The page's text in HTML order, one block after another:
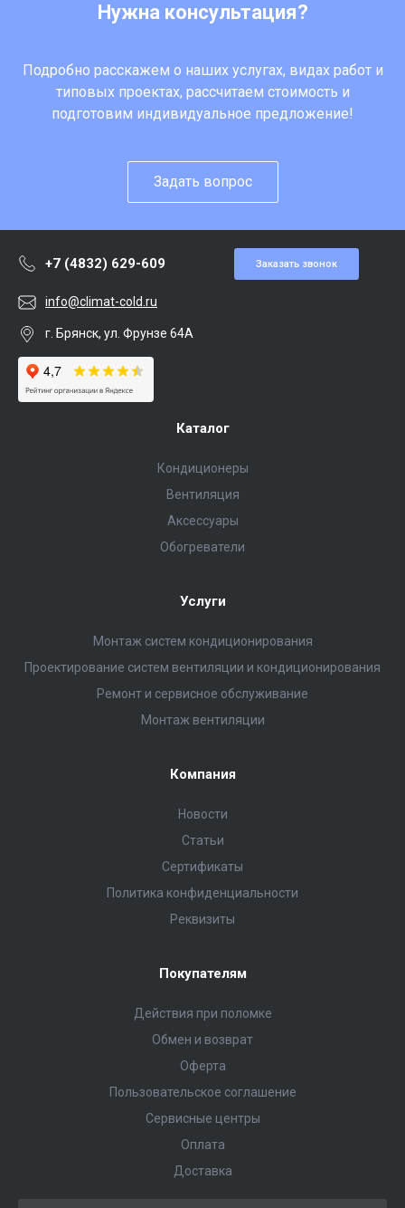
Нужна консультация?
Подробно расскажем о наших услугах, видах работ и
типовых проектах, рассчитаем стоимость и
подготовим индивидуальное предложение!
Задать вопрос
+7 (4832) 629-609 Заказать звонок
info@climat-cold.ru
г. Брянск, ул. Фрунзе 64А
Каталог
Кондиционеры
Вентиляция
Аксессуары
Обогреватели
Услуги
Монтаж систем кондиционирования
Проектирование систем вентиляции и кондиционирования
Ремонт и сервисное обслуживание
Монтаж вентиляции
Компания
Новости
Статьи
Сертификаты
Политика конфиденциальности
Реквизиты
Покупателям
Действия при поломке
Обмен и возврат
Оферта
Пользовательское соглашение
Сервисные центры
Оплата
Доставка